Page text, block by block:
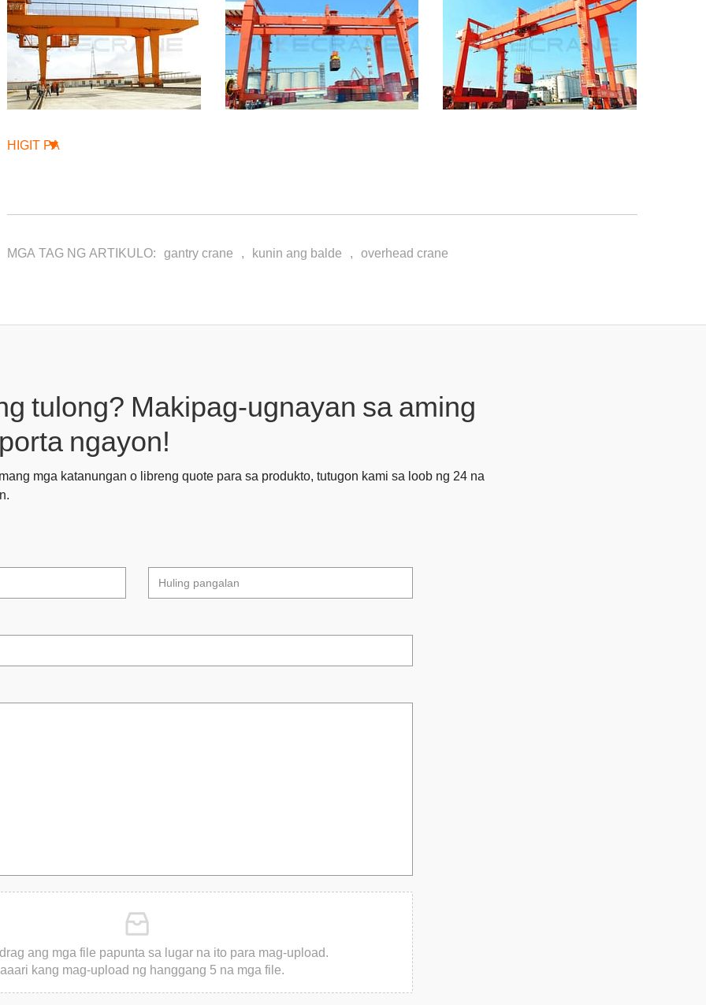
HIGIT PA
MGA TAG NG ARTIKULO: gantry crane , kunin ang balde , overhead crane
tulong? Makipag-ugnayan sa aming
ngayon!
mga katanungan o libreng quote para sa produkto, tutugon kami sa loob ng 24 na
ang mga file papunta sa lugar na ito para mag-upload.
kang mag-upload ng hanggang 5 na mga file.